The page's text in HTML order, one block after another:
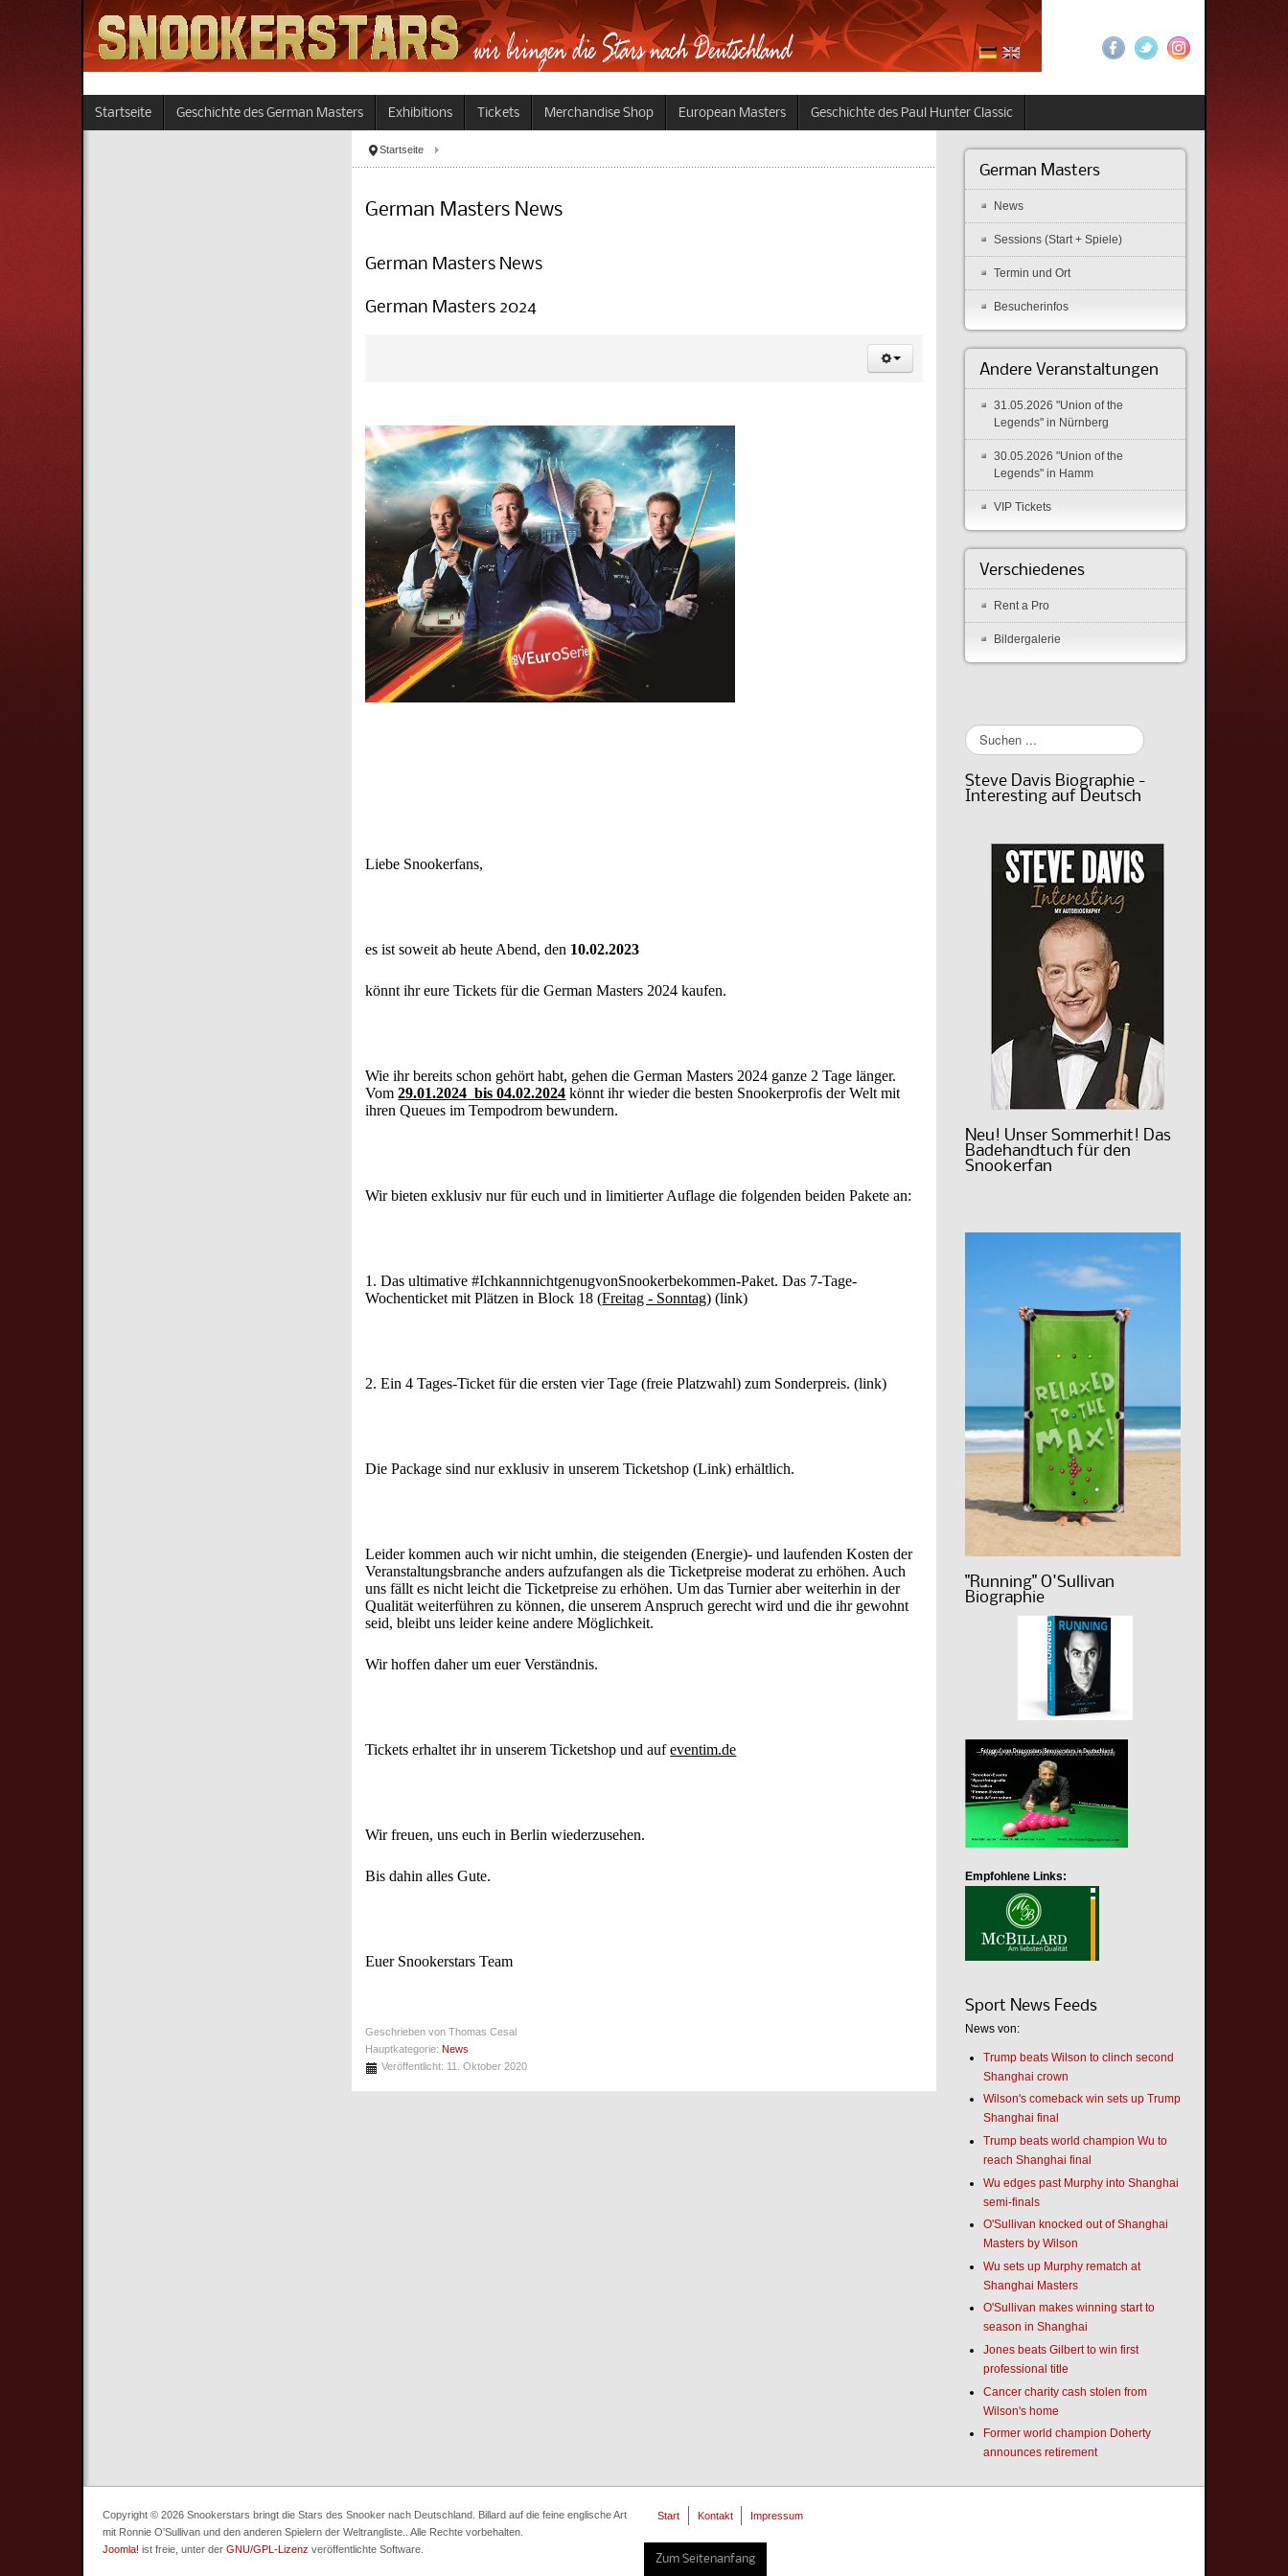
Startseite Geschichte des German Masters Exhibitions Tickets Merchandise Shop European Masters Geschichte des Paul Hunter Classic
Startseite
German Masters News
German Masters News
German Masters 2024
Liebe Snookerfans,
es ist soweit ab heute Abend, den 10.02.2023
könnt ihr eure Tickets für die German Masters 2024 kaufen.
Wie ihr bereits schon gehört habt, gehen die German Masters 2024 ganze 2 Tage länger.
Vom 29.01.2024 bis 04.02.2024 könnt ihr wieder die besten Snookerprofis der Welt mit
ihren Queues im Tempodrom bewundern.
Wir bieten exklusiv nur für euch und in limitierter Auflage die folgenden beiden Pakete an:
1. Das ultimative #IchkannnichtgenugvonSnookerbekommen-Paket. Das 7-Tage-
Wochenticket mit Plätzen in Block 18 (Freitag - Sonntag) (link)
2. Ein 4 Tages-Ticket für die ersten vier Tage (freie Platzwahl) zum Sonderpreis. (link)
Die Package sind nur exklusiv in unserem Ticketshop (Link) erhältlich.
Leider kommen auch wir nicht umhin, die steigenden (Energie)- und laufenden Kosten der
Veranstaltungsbranche anders aufzufangen als die Ticketpreise moderat zu erhöhen. Auch
uns fällt es nicht leicht die Ticketpreise zu erhöhen. Um das Turnier aber weiterhin in der
Qualität weiterführen zu können, die unserem Anspruch gerecht wird und die ihr gewohnt
seid, bleibt uns leider keine andere Möglichkeit.
Wir hoffen daher um euer Verständnis.
Tickets erhaltet ihr in unserem Ticketshop und auf eventim.de
Wir freuen, uns euch in Berlin wiederzusehen.
Bis dahin alles Gute.
Euer Snookerstars Team
Geschrieben vonThomas Cesal
Hauptkategorie: News
Veröffentlicht: 11. Oktober 2020
German Masters
News
Sessions (Start + Spiele)
Termin und Ort
Besucherinfos
Andere Veranstaltungen
31.05.2026 "Union of the
Legends" in Nürnberg
30.05.2026 "Union of the
Legends" in Hamm
VIP Tickets
Verschiedenes
Rent a Pro
Bildergalerie
Suchen
...
Steve Davis Biographie -
Interesting auf Deutsch
Neu! Unser Sommerhit! Das
Badehandtuch für den
Snookerfan
"Running" O'Sullivan
Biographie
Empfohlene Links:
Sport News Feeds
News von:
Trump beats Wilson to clinch second
Shanghai crown
Wilson's comeback win sets up Trump
Shanghai final
Trump beats world champion Wu to
reach Shanghai final
Wu edges past Murphy into Shanghai
semi-finals
O'Sullivan knocked out of Shanghai
Masters by Wilson
Wu sets up Murphy rematch at
Shanghai Masters
O'Sullivan makes winning start to
season in Shanghai
Jones beats Gilbert to win first
professional title
Cancer charity cash stolen from
Wilson's home
Former world champion Doherty
announces retirement
Copyright © 2026 Snookerstars bringt die Stars des Snooker nach Deutschland. Billard auf die feine englische Art
mit Ronnie O'Sullivan und den anderen Spielern der Weltrangliste.. Alle Rechte vorbehalten.
Joomla! ist freie, unter der GNU/GPL-Lizenz veröffentlichte Software.
Start Kontakt Impressum
Zum Seitenanfang